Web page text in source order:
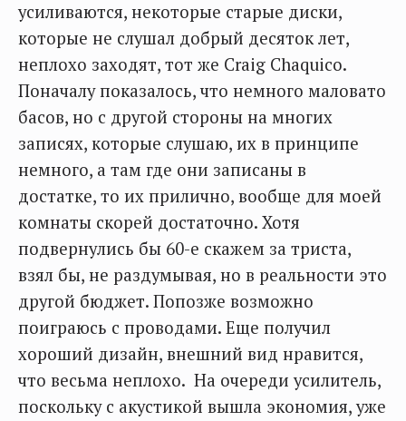
усиливаются, некоторые старые диски,
которые не слушал добрый десяток лет,
неплохо заходят, тот же Craig Chaquico.
Поначалу показалось, что немного маловато
басов, но с другой стороны на многих
записях, которые слушаю, их в принципе
немного, а там где они записаны в
достатке, то их прилично, вообще для моей
комнаты скорей достаточно. Хотя
подвернулись бы 60-е скажем за триста,
взял бы, не раздумывая, но в реальности это
другой бюджет. Попозже возможно
поиграюсь с проводами. Еще получил
хороший дизайн, внешний вид нравится,
что весьма неплохо. На очереди усилитель,
поскольку с акустикой вышла экономия, уже